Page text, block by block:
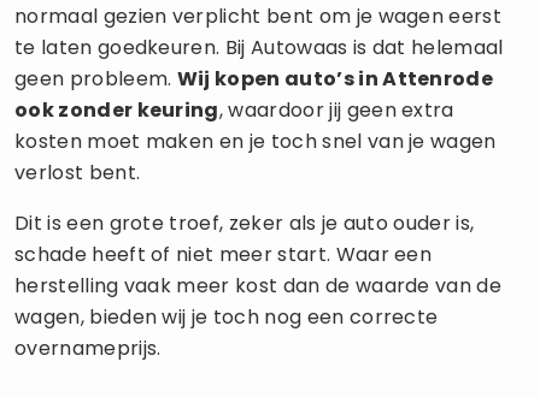
normaal gezien verplicht bent om je wagen eerst
te laten goedkeuren. Bij Autowaas is dat helemaal
geen probleem. Wij kopen auto’s in Attenrode
ook zonder keuring, waardoor jij geen extra
kosten moet maken en je toch snel van je wagen
verlost bent.
Dit is een grote troef, zeker als je auto ouder is,
schade heeft of niet meer start. Waar een
herstelling vaak meer kost dan de waarde van de
wagen, bieden wij je toch nog een correcte
overnameprijs.